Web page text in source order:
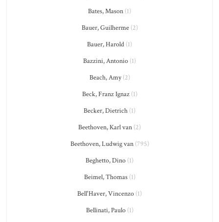
Bates, Mason (1)
Bauer, Guilherme(2)
Bauer, Harold (1)
Bazzini, Antonio (1)
Beach, Amy(2)
Beck, Franz Ignaz(1)
Becker, Dietrich (1)
Beethoven, Karl van (2)
Beethoven, Ludwig van(795)
Beghetto, Dino (1)
Beimel, Thomas(1)
Bell'Haver, Vincenzo (1)
Bellinati, Paulo(1)